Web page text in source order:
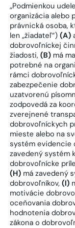
„Podmienkou
organizácia alebo
právnická osoba,
len „žiadateľ“) (A)
dobrovoľníckej
žiadosti, (B) má
potrebné na
rámci
zabezpečenie
uzatvorenú
zodpovedá za
zverejnené
dobrovoľníckych
mieste alebo na
systém evidencie
zavedený systém
dobrovoľnícke
(H) má zavedený
dobrovoľníkov, (I)
motivácie
oceňovania
hodnotenia
zákona o